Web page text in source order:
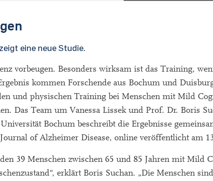
eine neue Studie.
vorbeugen. Besonders wirksam ist das Training,
kommen Forschende aus Bochum und
und physischen Training bei Menschen mit Mild
Das Team um Vanessa Lissek und Prof. Dr. Boris
Bochum beschreibt die Ergebnisse
of Alzheimer Disease, online veröffentlicht am
39 Menschen zwischen 65 und 85 Jahren mit Mild
erklärt Boris Suchan. „Die Menschen